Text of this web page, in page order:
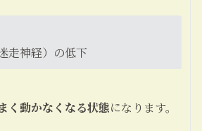
走神経）の低下
く動かなくなる状態になります。